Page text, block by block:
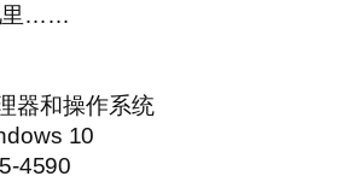
里……
器和操作系统
10
4590